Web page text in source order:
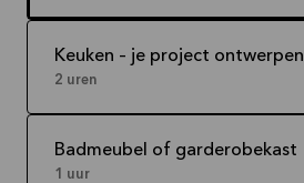
Keuken – je project ontwerpen
2 uren
Badmeubel of garderobekast
1 uur